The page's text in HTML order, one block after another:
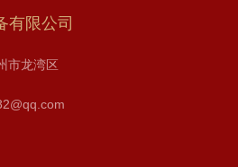
有限公司
市龙湾区